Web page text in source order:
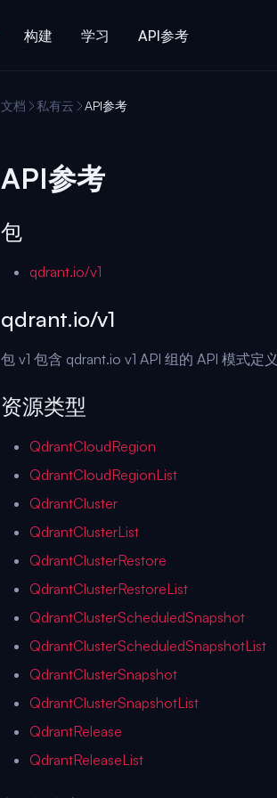
构建 学习 API参考
文档 私有云 API参考
API参考
包
qdrant.io/v1
qdrant.io/v1
包 v1 包含 qdrant.io v1 API 组的 API 模式定义
资源类型
QdrantCloudRegion
QdrantCloudRegionList
QdrantCluster
QdrantClusterList
QdrantClusterRestore
QdrantClusterRestoreList
QdrantClusterScheduledSnapshot
QdrantClusterScheduledSnapshotList
QdrantClusterSnapshot
QdrantClusterSnapshotList
QdrantRelease
QdrantReleaseList